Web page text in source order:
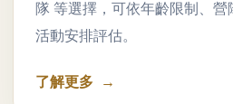
隊 等選擇，可依年齡限制、
活動安排評估。
了解更多